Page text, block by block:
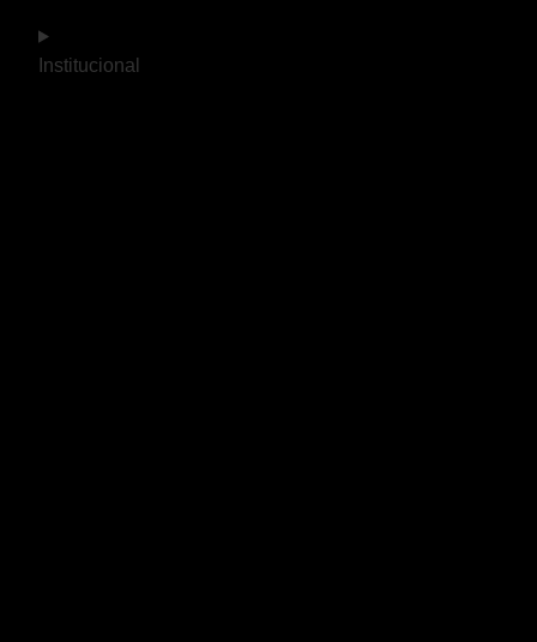
Institucional